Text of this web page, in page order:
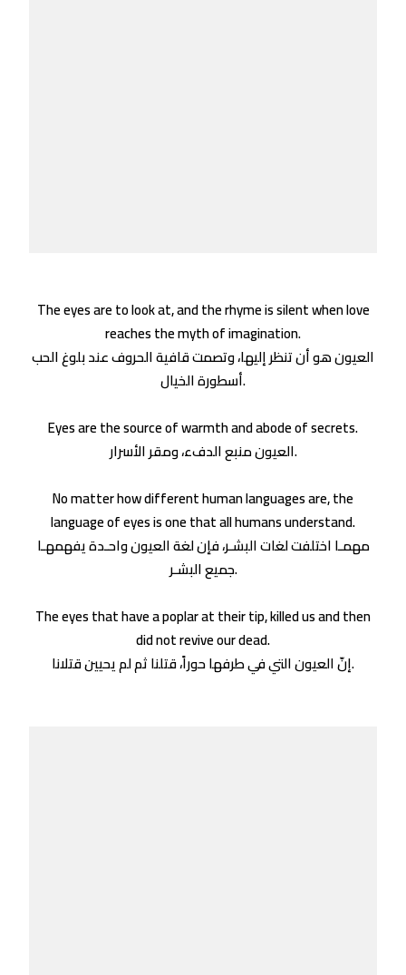
The eyes are to look at, and the rhyme is silent when love
reaches the myth of imagination.
العيون هو أن تنظر إليها، وتصمت قافية الحروف عند بلوغ الحب
أسطورة الخيال.
Eyes are the source of warmth and abode of secrets.
العيون منبع الدفء، ومقر الأسرار.
No matter how different human languages ​​are, the
language of eyes is one that all humans understand.
مهمـا اختلفت لغات البشـر، فإن لغة العيون واحـدة يفهمهـا
جميع البشـر.
The eyes that have a poplar at their tip, killed us and then
did not revive our dead.
إنّ العيون التي في طرفها حوراً، قتلنا ثم لم يحيين قتلانا.